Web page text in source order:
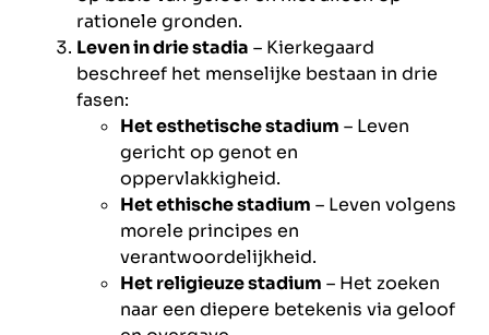
rationele gronden.
Leven in drie stadia – Kierkegaard
beschreef het menselijke bestaan in drie
fasen:
Het esthetische stadium – Leven
gericht op genot en
oppervlakkigheid.
Het ethische stadium – Leven volgens
morele principes en
verantwoordelijkheid.
Het religieuze stadium – Het zoeken
naar een diepere betekenis via geloof